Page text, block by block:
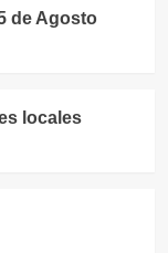
de Agosto
locales